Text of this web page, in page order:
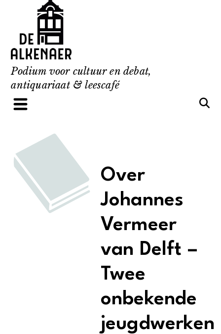
content
Podium voor cultuur en debat,
antiquariaat & leescafé
Over
Johannes
Vermeer
van Delft –
Twee
onbekende
jeugdwerken